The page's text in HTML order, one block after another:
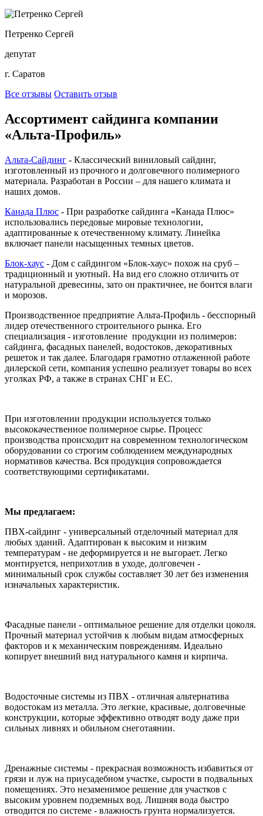
Петренко Сергей
депутат
г. Саратов
Все отзывы Оставить отзыв
Ассортимент сайдинга компании
«Альта-Профиль»
Альта-Сайдинг - Классический виниловый сайдинг,
изготовленный из прочного и долговечного полимерного
материала. Разработан в России – для нашего климата и
наших домов.
Канада Плюс - При разработке сайдинга «Канада Плюс»
использовались передовые мировые технологии,
адаптированные к отечественному климату. Линейка
включает панели насыщенных темных цветов.
Блок-хаус - Дом с сайдингом «Блок-хаус» похож на сруб –
традиционный и уютный. На вид его сложно отличить от
натуральной древесины, зато он практичнее, не боится влаги
и морозов.
Производственное предприятие Альта-Профиль - бесспорный
лидер отечественного строительного рынка. Его
специализация - изготовление продукции из полимеров:
сайдинга, фасадных панелей, водостоков, декоративных
решеток и так далее. Благодаря грамотно отлаженной работе
дилерской сети, компания успешно реализует товары во всех
уголках РФ, а также в странах СНГ и ЕС.
При изготовлении продукции используется только
высококачественное полимерное сырье. Процесс
производства происходит на современном технологическом
оборудовании со строгим соблюдением международных
нормативов качества. Вся продукция сопровождается
соответствующими сертификатами.
Мы предлагаем:
ПВХ-сайдинг - универсальный отделочный материал для
любых зданий. Адаптирован к высоким и низким
температурам - не деформируется и не выгорает. Легко
монтируется, неприхотлив в уходе, долговечен -
минимальный срок службы составляет 30 лет без изменения
изначальных характеристик.
Фасадные панели - оптимальное решение для отделки цоколя.
Прочный материал устойчив к любым видам атмосферных
факторов и к механическим повреждениям. Идеально
копирует внешний вид натурального камня и кирпича.
Водосточные системы из ПВХ - отличная альтернатива
водостокам из металла. Это легкие, красивые, долговечные
конструкции, которые эффективно отводят воду даже при
сильных ливнях и обильном снеготаянии.
Дренажные системы - прекрасная возможность избавиться от
грязи и луж на приусадебном участке, сырости в подвальных
помещениях. Это незаменимое решение для участков с
высоким уровнем подземных вод. Лишняя вода быстро
отводится по системе - влажность грунта нормализуется.